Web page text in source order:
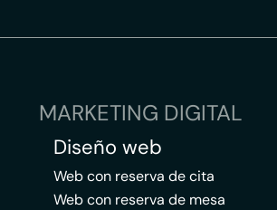
MARKETING DIGITAL
Diseño web
Web con reserva de cita
Web con reserva de mesa